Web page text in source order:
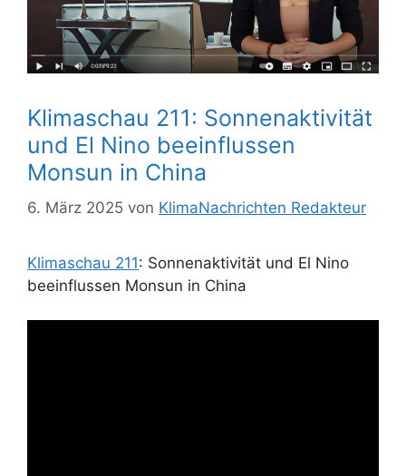
Klimaschau 211: Sonnenaktivität
und El Nino beeinflussen
Monsun in China
6. März 2025 von KlimaNachrichten Redakteur
Klimaschau 211: Sonnenaktivität und El Nino
beeinflussen Monsun in China